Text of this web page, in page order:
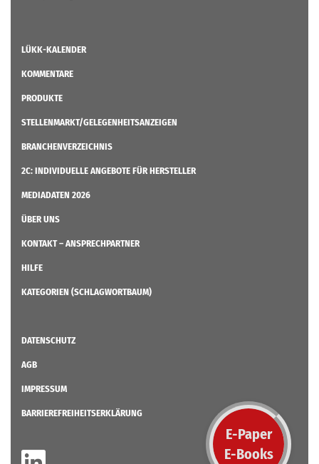
LÜKK-KALENDER
KOMMENTARE
PRODUKTE
STELLENMARKT/GELEGENHEITSANZEIGEN
BRANCHENVERZEICHNIS
2C: INDIVIDUELLE ANGEBOTE FÜR HERSTELLER
MEDIADATEN 2026
ÜBER UNS
KONTAKT – ANSPRECHPARTNER
HILFE
KATEGORIEN (SCHLAGWORTBAUM)
DATENSCHUTZ
AGB
IMPRESSUM
BARRIEREFREIHEITSERKLÄRUNG
E-Paper
E-Books